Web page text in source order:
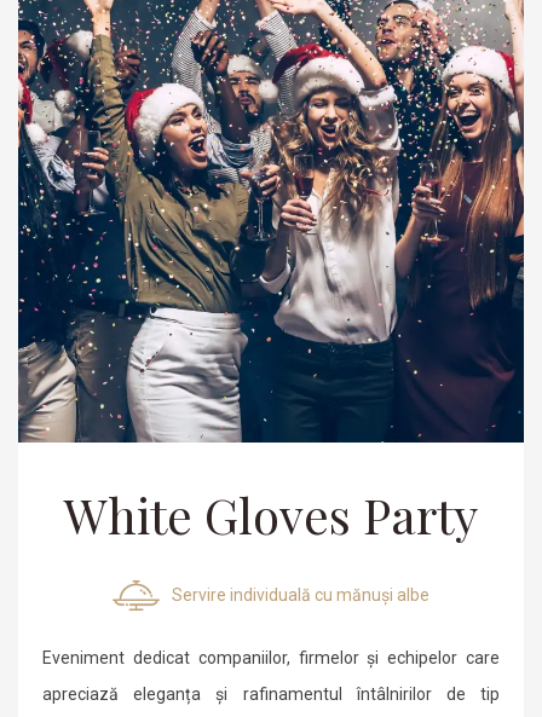
White Gloves Party
Servire individuală cu mănuși albe
Eveniment dedicat companiilor, firmelor și echipelor care
apreciază eleganța și rafinamentul întâlnirilor de tip